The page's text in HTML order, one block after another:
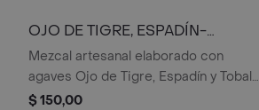
OJO DE TIGRE, ESPADÍN-
TOBALÁ
Mezcal artesanal elaborado con
agaves Ojo de Tigre, Espadín y Tobalá,
ofreciendo un perfil de sabor
$ 150,00